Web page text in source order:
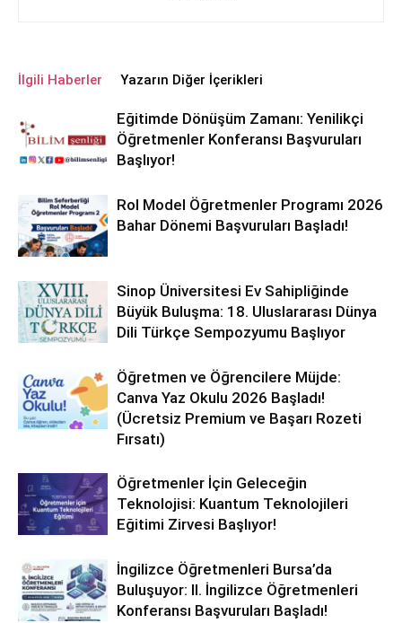
İlgili Haberler Yazarın Diğer İçerikleri
Eğitimde Dönüşüm Zamanı: Yenilikçi
Öğretmenler Konferansı Başvuruları
Başlıyor!
Rol Model Öğretmenler Programı 2026
Bahar Dönemi Başvuruları Başladı!
Sinop Üniversitesi Ev Sahipliğinde
Büyük Buluşma: 18. Uluslararası Dünya
Dili Türkçe Sempozyumu Başlıyor
Öğretmen ve Öğrencilere Müjde:
Canva Yaz Okulu 2026 Başladı!
(Ücretsiz Premium ve Başarı Rozeti
Fırsatı)
Öğretmenler İçin Geleceğin
Teknolojisi: Kuantum Teknolojileri
Eğitimi Zirvesi Başlıyor!
İngilizce Öğretmenleri Bursa’da
Buluşuyor: II. İngilizce Öğretmenleri
Konferansı Başvuruları Başladı!